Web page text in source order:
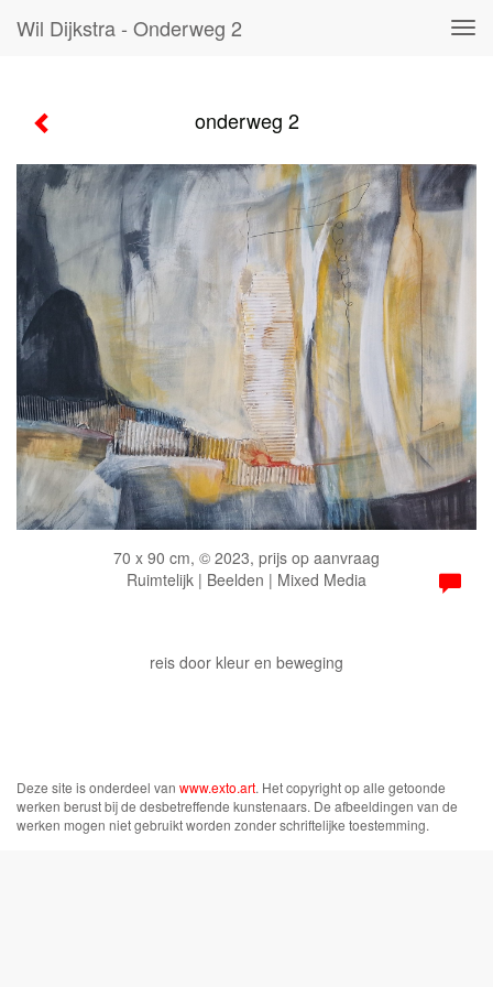
Wil Dijkstra - Onderweg 2
onderweg 2
70 x 90 cm, © 2023, prijs op aanvraag
Ruimtelijk | Beelden | Mixed Media
reis door kleur en beweging
Deze site is onderdeel van www.exto.art. Het copyright op alle getoonde
werken berust bij de desbetreffende kunstenaars. De afbeeldingen van de
werken mogen niet gebruikt worden zonder schriftelijke toestemming.